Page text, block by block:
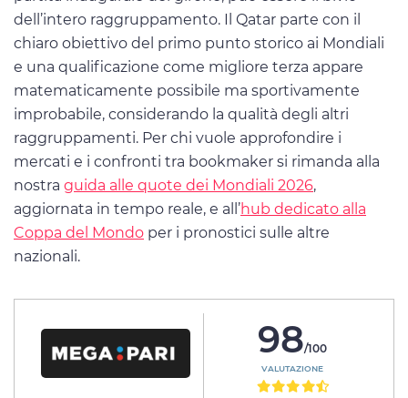
dell’intero raggruppamento. Il Qatar parte con il
chiaro obiettivo del primo punto storico ai Mondiali
e una qualificazione come migliore terza appare
matematicamente possibile ma sportivamente
improbabile, considerando la qualità degli altri
raggruppamenti. Per chi vuole approfondire i
mercati e i confronti tra bookmaker si rimanda alla
nostra guida alle quote dei Mondiali 2026,
aggiornata in tempo reale, e all’hub dedicato alla
Coppa del Mondo per i pronostici sulle altre
nazionali.
98/100
VALUTAZIONE